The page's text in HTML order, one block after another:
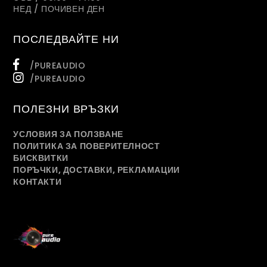
НЕД / ПОЧИВЕН ДЕН
ПОСЛЕДВАЙТЕ НИ
/PUREAUDIO
/PUREAUDIO
ПОЛЕЗНИ ВРЪЗКИ
УСЛОВИЯ ЗА ПОЛЗВАНЕ
ПОЛИТИКА ЗА ПОВЕРИТЕЛНОСТ
БИСКВИТКИ
ПОРЪЧКИ, ДОСТАВКИ, РЕКЛАМАЦИИ
КОНТАКТИ